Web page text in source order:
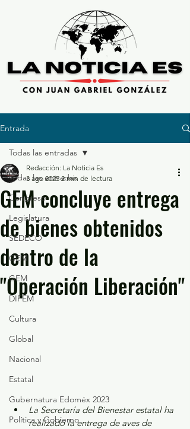
Entrada
Todas las entradas
Congreso
Legislatura
SEDECO
GEM
GEM
DIFEM
Cultura
Global
Nacional
Estatal
Gubernatura Edoméx 2023
Política y Gobierno
Todas las entradas
GEM concluye entrega
de bienes obtenidos
dentro de la
"Operación Liberación"
Redacción: La Noticia Es
3 ago 2025 2 min de lectura
La Secretaría del Bienestar estatal ha
realizado la entrega de aves de